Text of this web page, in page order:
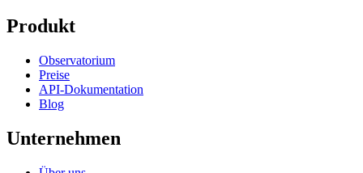
Produkt
Observatorium
Preise
API-Dokumentation
Blog
Unternehmen